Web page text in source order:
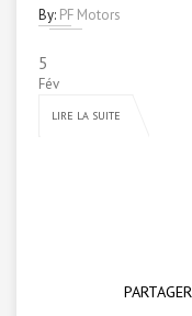
By: PF Motors
5
Fév
LIRE LA SUITE
PARTAGER